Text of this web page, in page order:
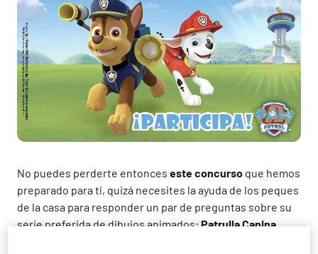
No puedes perderte entonces este concurso que hemos
preparado para tí, quizá necesites la ayuda de los peques
de la casa para responder un par de preguntas sobre su
serie preferida de dibujos animados:Patrulla Canina